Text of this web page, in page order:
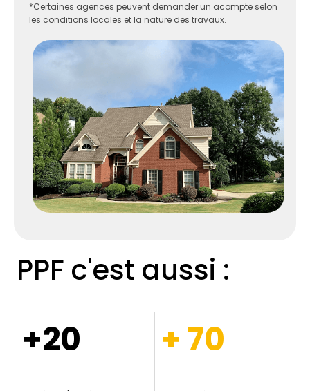
*Certaines agences peuvent demander un acompte selon
les conditions locales et la nature des travaux.
PPF c'est aussi :
+20 + 70